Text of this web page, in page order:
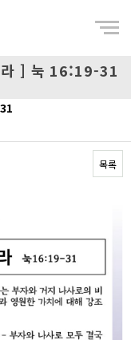
] 눅 16:19-31
목록